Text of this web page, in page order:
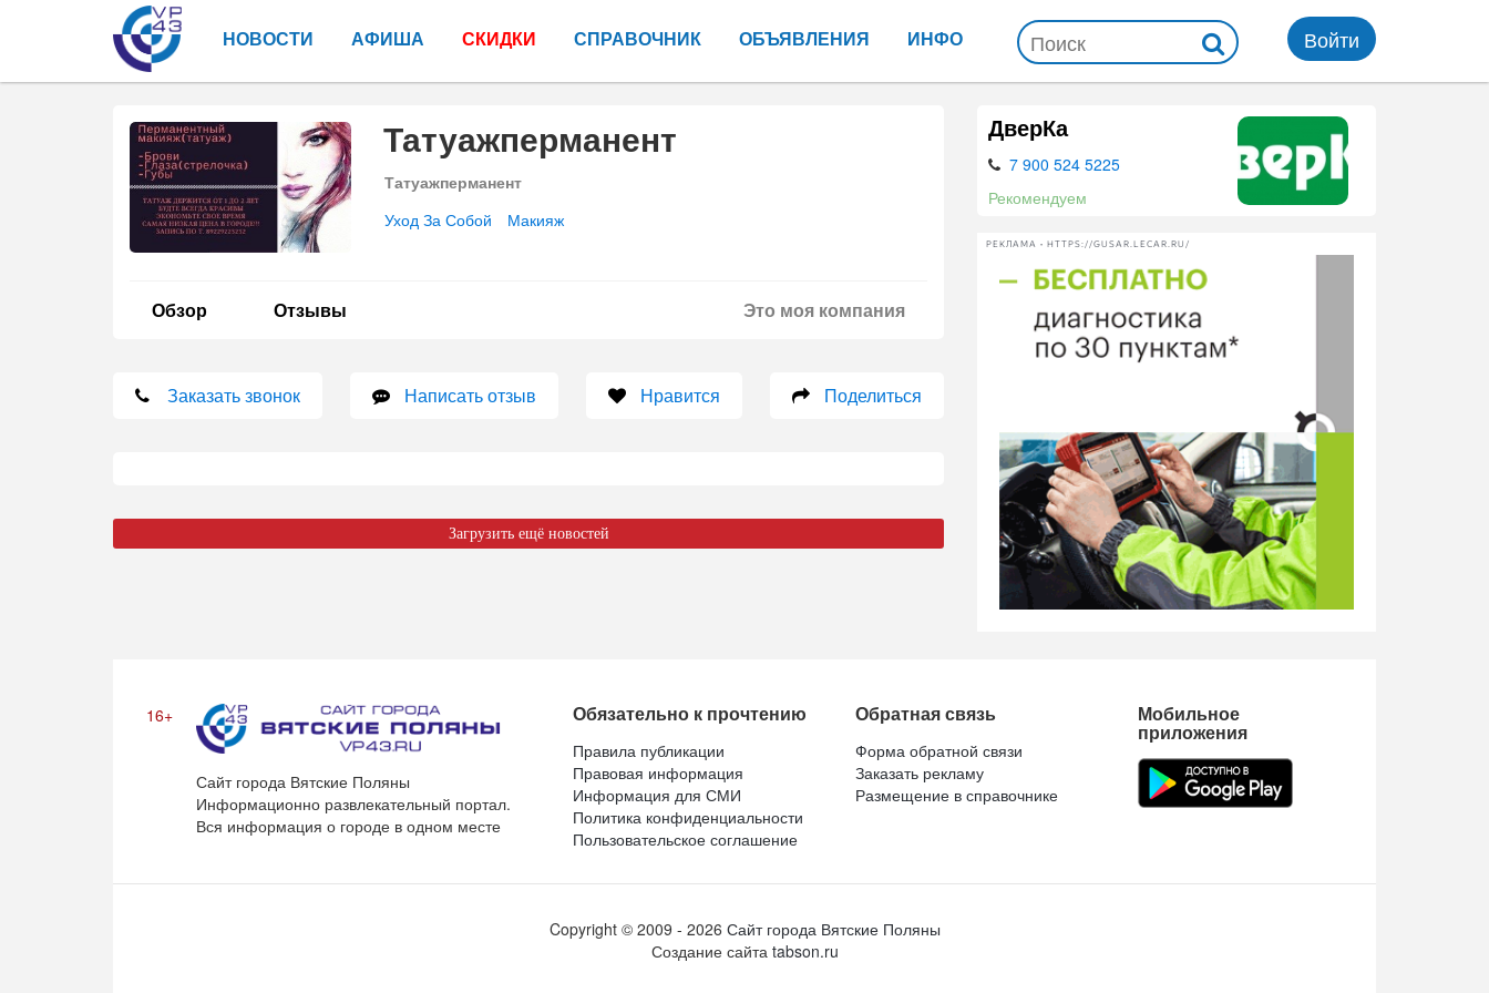
НОВОСТИ АФИША СКИДКИ СПРАВОЧНИК ОБЪЯВЛЕНИЯ ИНФО Войти
Татуажперманент
Татуажперманент
Уход За Собой Макияж
Это моя компания
Обзор Отзывы
Заказать звонок Написать отзыв Нравится Поделиться
Загрузить ещё новостей
ДверКа
7 900 524 5225
Рекомендуем
РЕКЛАМА • HTTPS://GUSAR.LECAR.RU/
16+
Сайт города Вятские Поляны
Информационно развлекательный портал.
Вся информация о городе в одном месте
Обязательно к прочтению
Правила публикации
Правовая информация
Информация для СМИ
Политика конфиденциальности
Пользовательское соглашение
Обратная связь
Форма обратной связи
Заказать рекламу
Размещение в справочнике
Мобильное
приложения
Copyright © 2009 - 2026 Сайт города Вятские Поляны
Создание сайта tabson.ru